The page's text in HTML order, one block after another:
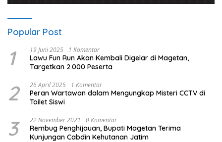
Popular Post
1 19 Juni 2025 1 Komentar
Lawu Fun Run Akan Kembali Digelar di Magetan,
Targetkan 2.000 Peserta
2 26 April 2025 1 Komentar
Peran Wartawan dalam Mengungkap Misteri CCTV di
Toilet Siswi
3 22 November 2021 0 Komentar
Rembug Penghijauan, Bupati Magetan Terima
Kunjungan Cabdin Kehutanan Jatim